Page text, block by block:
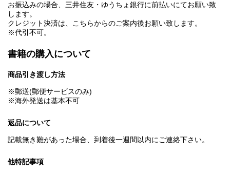
お振込みの場合、三井住友・ゆうちょ銀行に前払いにてお願い致
します。
クレジット決済は、こちらからのご案内後お願い致します。
※代引不可。
書籍の購入について
商品引き渡し方法
※郵送(郵便サービスのみ)
※海外発送は基本不可
返品について
記載無き難があった場合、到着後一週間以内にご連絡下さい。
他特記事項